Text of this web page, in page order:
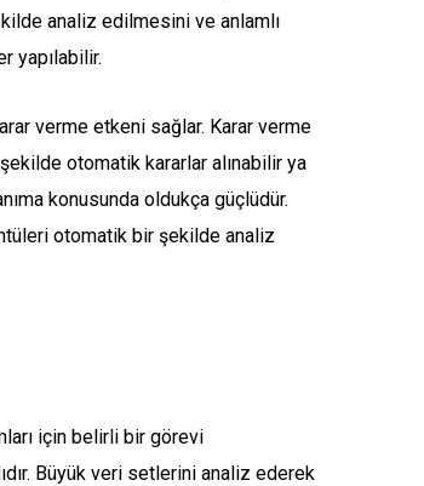
analiz edilmesini ve anlamlı
yapılabilir.
verme etkeni sağlar. Karar verme
otomatik kararlar alınabilir ya
konusunda oldukça güçlüdür.
otomatik bir şekilde analiz
için belirli bir görevi
Büyük veri setlerini analiz ederek